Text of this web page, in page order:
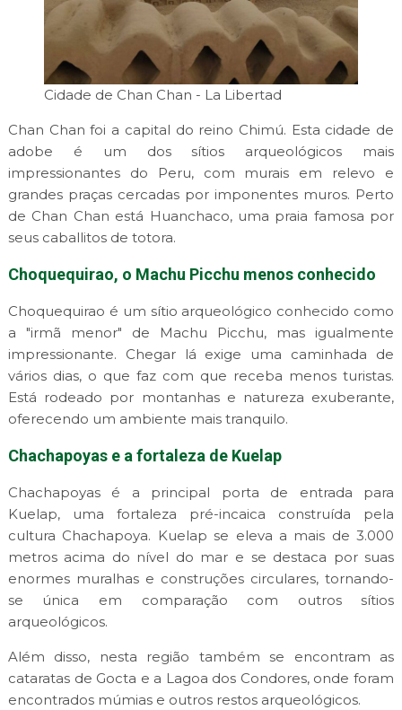
Cidade de Chan Chan - La Libertad
Chan Chan foi a capital do reino Chimú. Esta cidade de
adobe é um dos sítios arqueológicos mais
impressionantes do Peru, com murais em relevo e
grandes praças cercadas por imponentes muros. Perto
de Chan Chan está Huanchaco, uma praia famosa por
seus caballitos de totora.
Choquequirao, o Machu Picchu menos conhecido
Choquequirao é um sítio arqueológico conhecido como
a "irmã menor" de Machu Picchu, mas igualmente
impressionante. Chegar lá exige uma caminhada de
vários dias, o que faz com que receba menos turistas.
Está rodeado por montanhas e natureza exuberante,
oferecendo um ambiente mais tranquilo.
Chachapoyas e a fortaleza de Kuelap
Chachapoyas é a principal porta de entrada para
Kuelap, uma fortaleza pré-incaica construída pela
cultura Chachapoya. Kuelap se eleva a mais de 3.000
metros acima do nível do mar e se destaca por suas
enormes muralhas e construções circulares, tornando-
se única em comparação com outros sítios
arqueológicos.
Além disso, nesta região também se encontram as
cataratas de Gocta e a Lagoa dos Condores, onde foram
encontrados múmias e outros restos arqueológicos.